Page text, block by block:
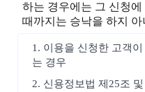
하는 경우에는 그 신청
때까지는 승낙을 하지 아
1. 이용을 신청한 고객
는 경우
2. 신용정보법 제25조